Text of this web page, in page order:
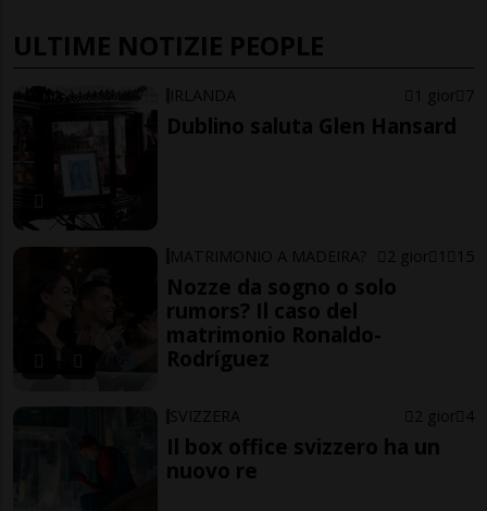
ULTIME NOTIZIE PEOPLE
IRLANDA 1 gior 7
Dublino saluta Glen Hansard
MATRIMONIO A MADEIRA? 2 gior 1 15
Nozze da sogno o solo
rumors? Il caso del
matrimonio Ronaldo-
Rodríguez
SVIZZERA 2 gior 4
Il box office svizzero ha un
nuovo re